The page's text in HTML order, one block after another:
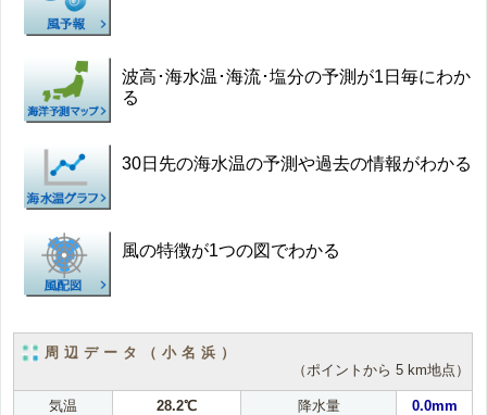
波高･海水温･海流･塩分の予測が1日毎にわか
る
30日先の海水温の予測や過去の情報がわかる
風の特徴が1つの図でわかる
周辺データ（小名浜）
（ポイントから 5 km地点）
気温 28.2℃ 降水量
0.0mm